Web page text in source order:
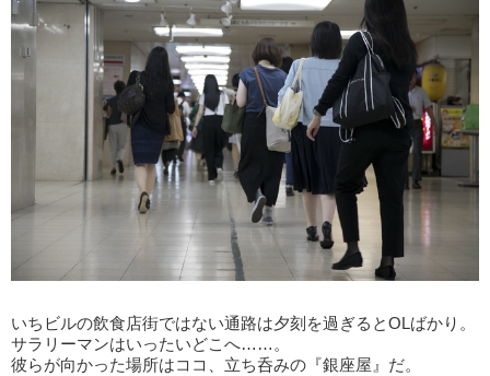
いちビルの飲食店街ではない通路は夕刻を過ぎるとOLばかり。
サラリーマンはいったいどこへ……。
彼らが向かった場所はココ、立ち呑みの『銀座屋』だ。